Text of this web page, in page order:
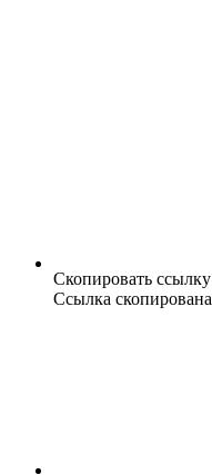
Скопировать ссылку
Ссылка скопирована